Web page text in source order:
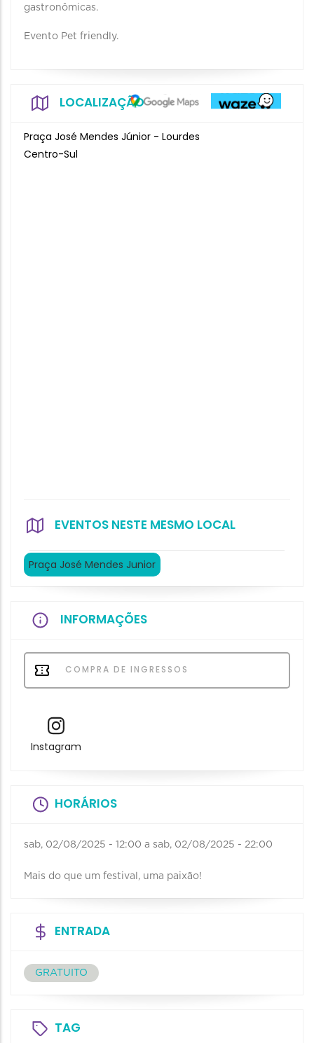
gastronômicas.
Evento Pet friendly.
LOCALIZAÇÃO
Praça José Mendes Júnior - Lourdes
Centro-Sul
EVENTOS NESTE MESMO LOCAL
Praça José Mendes Junior
INFORMAÇÕES
COMPRA DE INGRESSOS
Instagram
HORÁRIOS
sab, 02/08/2025 - 12:00 a sab, 02/08/2025 - 22:00
Mais do que um festival, uma paixão!
ENTRADA
GRATUITO
TAG